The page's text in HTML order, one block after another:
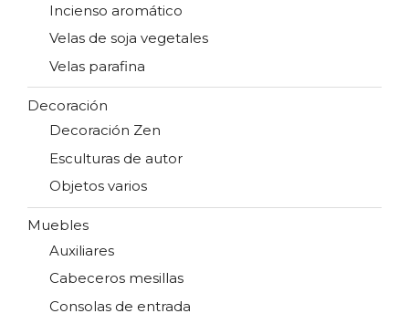
Incienso aromático
Velas de soja vegetales
Velas parafina
Decoración
Decoración Zen
Esculturas de autor
Objetos varios
Muebles
Auxiliares
Cabeceros mesillas
Consolas de entrada